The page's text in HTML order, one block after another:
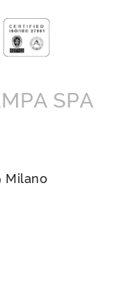
SPA
Milano